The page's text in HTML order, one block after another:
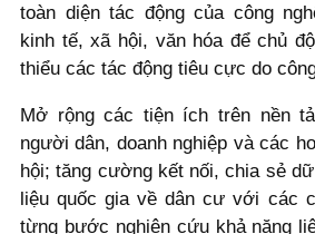
toàn diện tác động của công
kinh tế, xã hội, văn hóa để chủ
thiểu các tác động tiêu cực do
Mở rộng các tiện ích trên nền
người dân, doanh nghiệp và các
hội; tăng cường kết nối, chia sẻ
liệu quốc gia về dân cư với các
từng bước nghiên cứu khả năng